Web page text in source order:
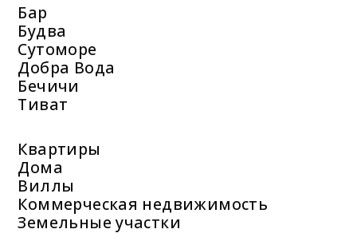
Бар
Будва
Сутоморе
Добра Вода
Бечичи
Тиват
Квартиры
Дома
Виллы
Коммерческая недвижимость
Земельные участки